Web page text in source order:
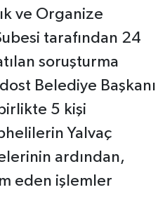
ve Organize
tarafından 24
soruşturma
Belediye Başkanı
5 kişi
Yalvaç
ardından,
eden işlemler